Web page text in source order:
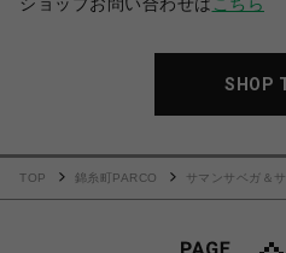
SHOP
TOP 錦糸町PARCO サマンサベガ＆